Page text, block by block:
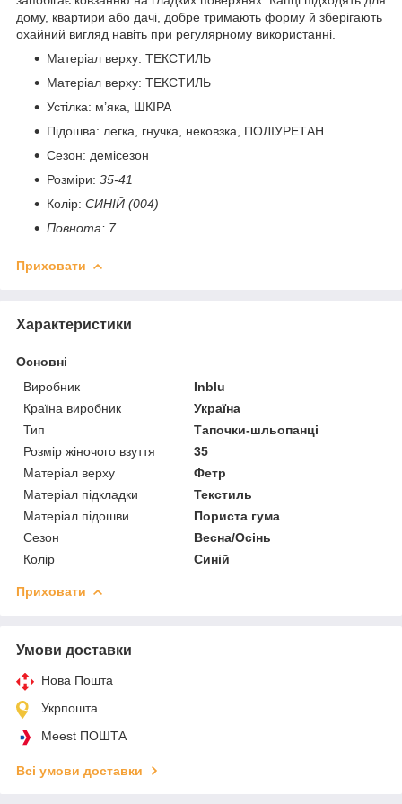
дому, квартири або дачі, добре тримають форму й зберігають
охайний вигляд навіть при регулярному використанні.
Матеріал верху: ТЕКСТИЛЬ
Матеріал верху: ТЕКСТИЛЬ
Устілка: м’яка, ШКІРА
Підошва: легка, гнучка, нековзка, ПОЛІУРЕТАН
Сезон: демісезон
Розміри: 35-41
Колір: СИНІЙ (004)
Повнота: 7
Приховати
Характеристики
Основні
Виробник
Inblu
Країна виробник
Україна
Тип
Тапочки-шльопанці
Розмір жіночого взуття
35
Матеріал верху
Фетр
Матеріал підкладки
Текстиль
Матеріал підошви
Пориста гума
Сезон
Весна/Осінь
Колір
Синій
Приховати
Умови доставки
Нова Пошта
Укрпошта
Meest ПОШТА
Всі умови доставки